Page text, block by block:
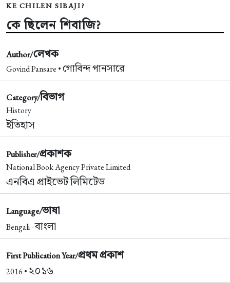
KE CHILEN SIBAJI?
কে ছিলেন শিবাজি?
Author/লেখক
Govind Pansare •গোবিন্দ পানসারে
Category/বিভাগ
History
ইতিহাস
Publisher/প্রকাশক
National Book Agency Private Limited
এনবিএ প্রাইভেট লিমিটেড
Language/ভাষা
Bengali -বাংলা
First Publication Year/প্রথম প্রকাশ
2016 • ২০১৬